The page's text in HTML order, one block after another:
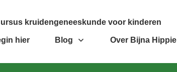
kruidengeneeskunde voor kinderen
hier Blog Over Bijna Hippie